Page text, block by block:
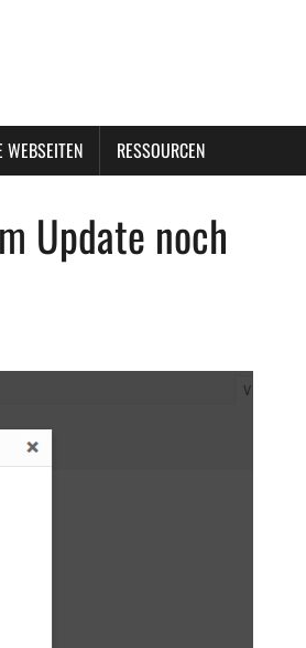
WEBSEITEN RESSOURCEN
Update noch